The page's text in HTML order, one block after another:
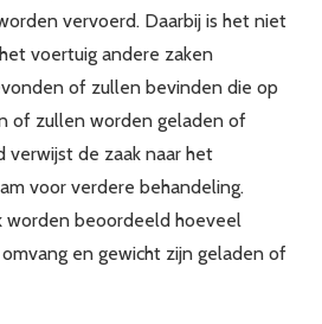
vervoerd. Daarbij is het niet
voertuig andere zaken
of zullen bevinden die op
of zullen worden geladen of
verwijst de zaak naar het
voor verdere behandeling.
worden beoordeeld hoeveel
en gewicht zijn geladen of